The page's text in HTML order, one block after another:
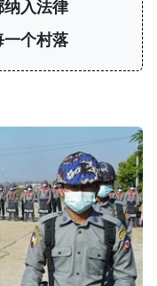
入法律
个村落